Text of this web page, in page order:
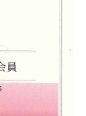
シックイ